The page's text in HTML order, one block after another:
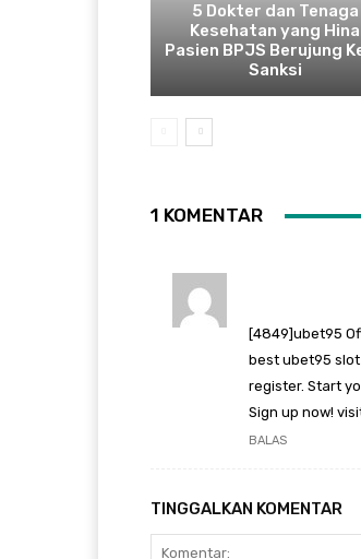
5 Dokter dan Tenaga
Kesehatan yang Hina
Pasien BPJS Berujung
Sanksi
1 KOMENTAR
[4849]ubet95
best ubet95
register. Start
Sign up now!
BALAS
TINGGALKAN KOMENTAR